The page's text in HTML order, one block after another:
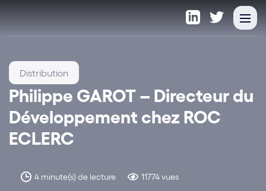
Philippe GAROT – Directeur du
Développement chez ROC
ECLERC
4 minute(s) de lecture 11774 vues
Distribution